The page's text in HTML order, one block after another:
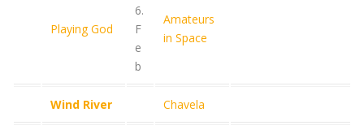
Playing God
6.
F
e
b
Amateurs
in Space
Wind River Chavela